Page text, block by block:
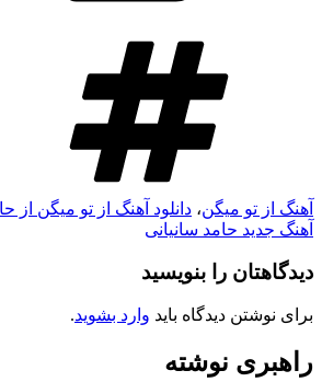
آهنگ از تو میگن، دانلود آهنگ از تو میگن از
آهنگ جدید حامد سانیانی
دیدگاهتان را بنویسید
برای نوشتن دیدگاه باید وارد بشوید.
راهبری نوشته